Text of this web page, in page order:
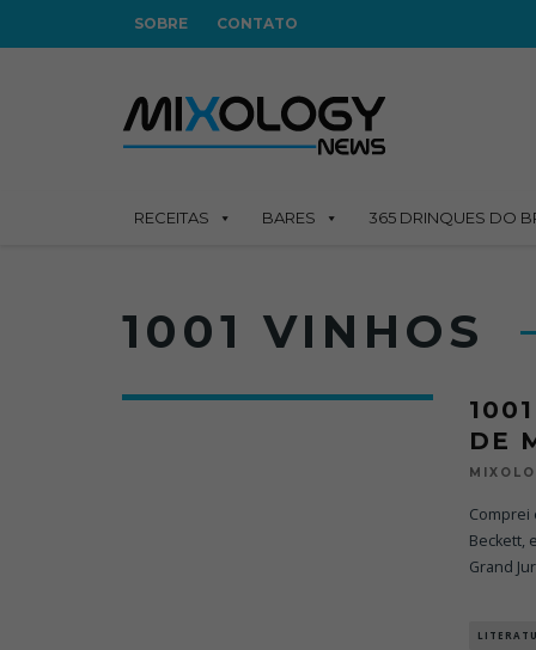
SOBRE CONTATO
RECEITAS BARES 365 DRINQUES DO
1001 VINHOS
DE
Comprei
Beckett,
Grand